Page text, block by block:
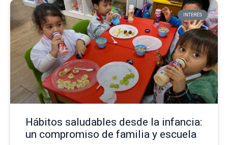
INTERÉS
Hábitos saludables desde la infancia:
un compromiso de familia y escuela